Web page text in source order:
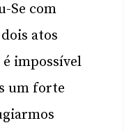
Se com
atos
impossível
um forte